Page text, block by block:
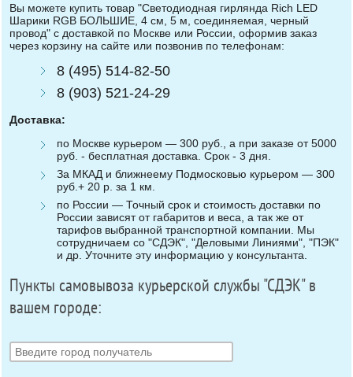
Вы можете купить товар "Светодиодная гирлянда Rich LED
Шарики RGB БОЛЬШИЕ, 4 см, 5 м, соединяемая, черный
провод" с доставкой по Москве или России, оформив заказ
через корзину на сайте или позвонив по телефонам:
8 (495) 514-82-50
8 (903) 521-24-29
Доставка:
по Москве курьером — 300 руб., а при заказе от 5000
руб. - бесплатная доставка. Срок - 3 дня.
За МКАД и ближнеему Подмосковью курьером — 300
руб.+ 20 р. за 1 км.
по России — Точный срок и стоимость доставки по
России зависят от габаритов и веса, а так же от
тарифов выбранной транспортной компании. Мы
сотрудничаем со "СДЭК", "Деловыми Линиями", "ПЭК"
и др. Уточните эту информацию у консультанта.
Пункты самовывоза курьерской службы "СДЭК" в
вашем городе: